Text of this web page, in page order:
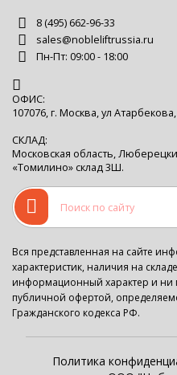
8 (495) 662-96-33
sales@nobleliftrussia.ru
Пн-Пт: 09:00 - 18:00
ОФИС:
107076, г. Москва, ул
СКЛАД:
Московская область,
«Томилино» склад 3Ш.
Вся представленная на сайте
характеристик, наличия на
информационный характер и ни
публичной офертой,
Гражданского кодекса РФ.
Политика